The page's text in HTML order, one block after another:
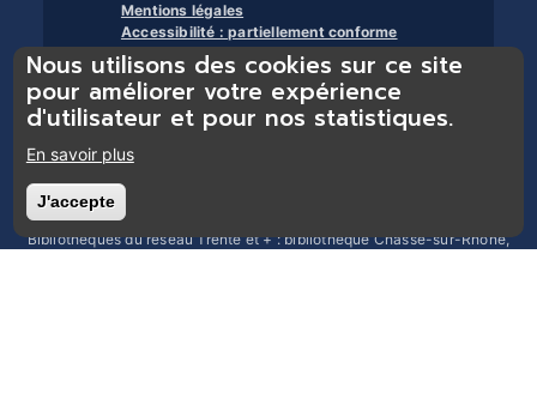
Mentions légales
Accessibilité : partiellement conforme
À propos des bibliothèques du trente et +
Bibliothèques du réseau Trente et + : bibliothèque Chasse-sur-Rhône,
Nous utilisons des cookies sur ce site
pour améliorer votre expérience
d'utilisateur et pour nos statistiques.
En savoir plus
J'accepte